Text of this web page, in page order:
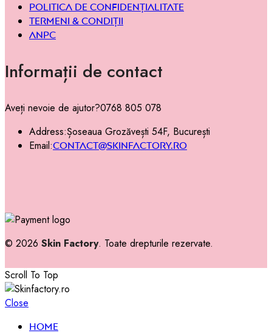
Politica de confidențialitate
Termeni & condiții
ANPC
Informații de contact
Aveți nevoie de ajutor?0768 805 078
Address:Șoseaua Grozăvești 54F, București
Email:contact@skinfactory.ro
© 2026 Skin Factory. Toate drepturile rezervate.
Scroll To Top
Close
Home